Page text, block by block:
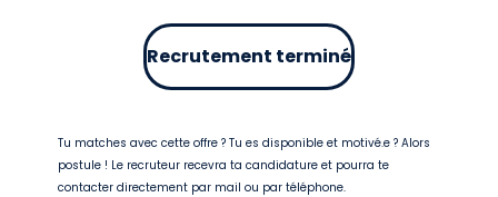
Recrutement terminé
Tu matches avec cette offre ? Tu es disponible et motivé.e ? Alors
postule ! Le recruteur recevra ta candidature et pourra te
contacter directement par mail ou par téléphone.